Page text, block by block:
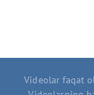
Videolar faqat